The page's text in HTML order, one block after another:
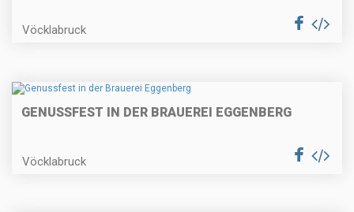
Vöcklabruck
GENUSSFEST IN DER BRAUEREI EGGENBERG
Vöcklabruck